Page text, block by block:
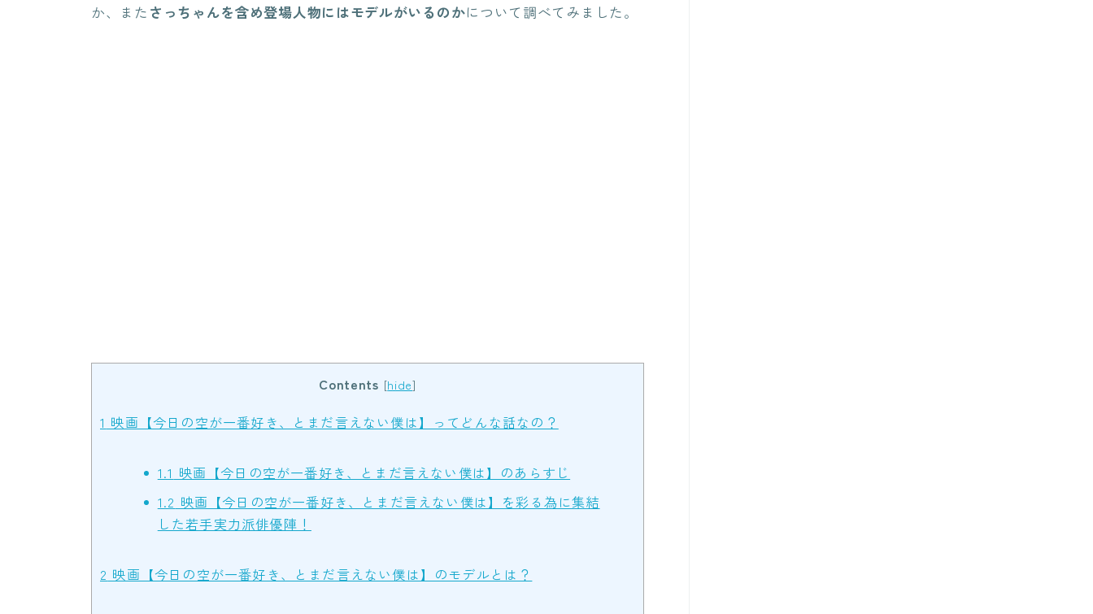
か、また さっちゃんを含め登場人物にはモデルがいるのかについて調べてみました。
Contents [hide]
1 映画【今日の空が一番好き、とまだ言えない僕は】ってどんな話なの？
1.1 映画【今日の空が一番好き、とまだ言えない僕は】のあらすじ
1.2 映画【今日の空が一番好き、とまだ言えない僕は】を彩る為に集結
した若手実力派俳優陣！
2 映画【今日の空が一番好き、とまだ言えない僕は】のモデルとは？